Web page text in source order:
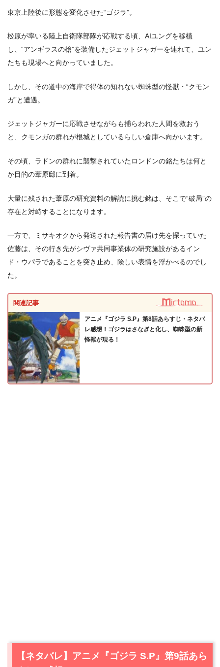
東京上陸後に形態を変化させた“ゴジラ”。
松原が率いる陸上自衛隊部隊が応戦する頃、AIユングを移植
し、“アンギラスの槍”を装備したジェットジャガーを連れて、ユン
たちも現場へと向かっていました。
しかし、その道中の海岸で得体の知れない蜘蛛型の怪獣・“クモン
ガ”と遭遇。
ジェットジャガーに応戦させながらも捕らわれた人間を救おう
と、クモンガの群れが根城としているらしい倉庫へ向かいます。
その頃、ラドンの群れに襲撃されていたロンドンの銘たちは何と
か目的の葦原邸に到着。
大量に残された葦原の研究資料の解読に挑む銘は、そこで“破局”の
存在と対峙することになります。
一方で、ミサキオクから発送された報告書の届け先を探っていた
佐藤は、その行き先がシヴァ共同事業体の研究施設があるイン
ド・ウパラであることを突き止め、険しい表情を浮かべるのでし
た。
関連記事
アニメ『ゴジラ S.P』第8話あらすじ・ネタバ
レ感想！ゴジラはさなぎと化し、蜘蛛型の新
怪獣が現る！
【ネタバレ】アニメ『ゴジラ S.P』第9話あら